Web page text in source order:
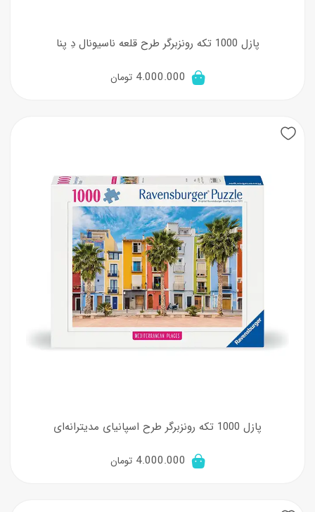
پازل 1000 تکه رونزبرگر طرح قلعه ناسیونال دِ پنا
4.000.000 تومان
پازل 1000 تکه رونزبرگر طرح اسپانیای مدیترانه‌ای
4.000.000 تومان